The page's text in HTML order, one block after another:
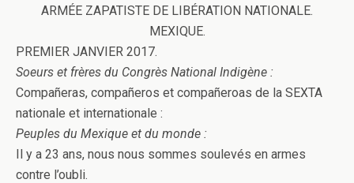
ARMÉE ZAPATISTE DE LIBÉRATION NATIONALE.
MEXIQUE.
PREMIER JANVIER 2017.
Soeurs et frères du Congrès National Indigène :
Compañeras, compañeros et compañeroas de la SEXTA
nationale et internationale :
Peuples du Mexique et du monde :
Il y a 23 ans, nous nous sommes soulevés en armes
contre l’oubli.